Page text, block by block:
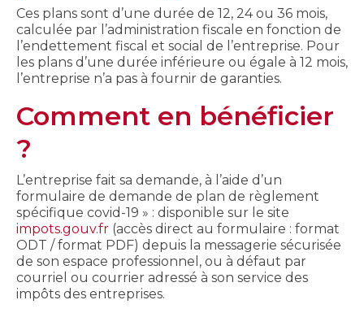
Ces plans sont d’une durée de 12, 24 ou 36 mois,
calculée par l’administration fiscale en fonction de
l’endettement fiscal et social de l’entreprise. Pour
les plans d’une durée inférieure ou égale à 12 mois,
l’entreprise n’a pas à fournir de garanties.
Comment en bénéficier
?
L’entreprise fait sa demande, à l’aide d’un
formulaire de demande de plan de règlement
spécifique covid-19 » : disponible sur le site
impots.gouv.fr (accès direct au formulaire : format
ODT / format PDF) depuis la messagerie sécurisée
de son espace professionnel, ou à défaut par
courriel ou courrier adressé à son service des
impôts des entreprises.